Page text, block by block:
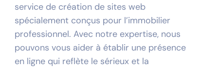
service de création de sites web
spécialement conçus pour l’immobilier
professionnel. Avec notre expertise, nous
pouvons vous aider à établir une présence
en ligne qui reflète le sérieux et la